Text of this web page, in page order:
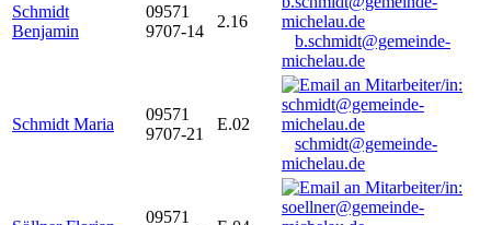
Schmidt
Benjamin
09571
9707-14
2.16
b.schmidt@gemeinde-
michelau.de
Schmidt Maria
09571
9707-21
E.02
schmidt@gemeinde-
michelau.de
09571